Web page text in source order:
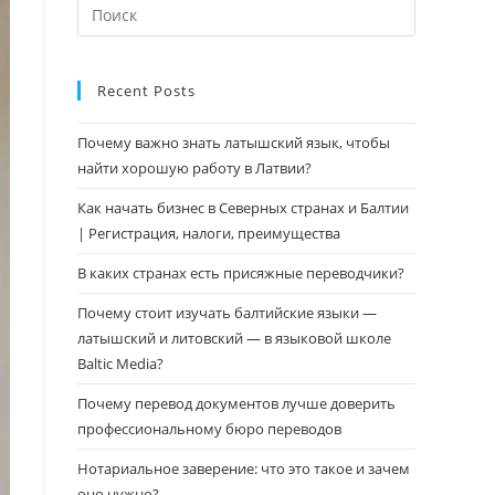
клавишу
Recent Posts
Почему важно знать латышский язык, чтобы
найти хорошую работу в Латвии?
Как начать бизнес в Северных странах и Балтии
| Регистрация, налоги, преимущества
В каких странах есть присяжные переводчики?
Почему стоит изучать балтийские языки —
латышский и литовский — в языковой школе
Baltic Media?
Почему перевод документов лучше доверить
профессиональному бюро переводов
Нотариальное заверение: что это такое и зачем